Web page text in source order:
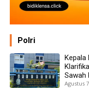
Polri
Kepala
Sawah
Agustus